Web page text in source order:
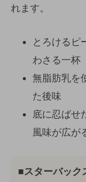
れます。
とろけるピ
わさる一杯
無脂肪乳を
た後味
底に忍ばせ
風味が広が
■スターバック